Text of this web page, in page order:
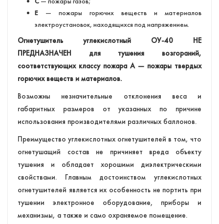
Е — пожары горючих веществ и материалов
электроустановок, находящихся под напряжением.
Огнетушитель углекислотный ОУ-40 НЕ
ПРЕДНАЗНАЧЕН для тушения возгораний,
соответствующих классу пожара А — пожары твердых
горючих веществ и материалов.
Возможны незначительные отклонения веса и
габаритных размеров от указанных по причине
использования производителями различных баллонов.
Преимущество углекислотных огнетушителей в том, что
огнетушащий состав не причиняет вреда объекту
тушения и обладает хорошими диэлектрическими
свойствами. Главным достоинством углекислотных
огнетушителей является их особенность не портить при
тушении электронное оборудование, приборы и
механизмы, а также и само охраняемое помещение.